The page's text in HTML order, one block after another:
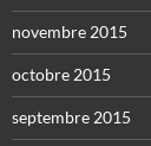
novembre 2015
octobre 2015
septembre 2015